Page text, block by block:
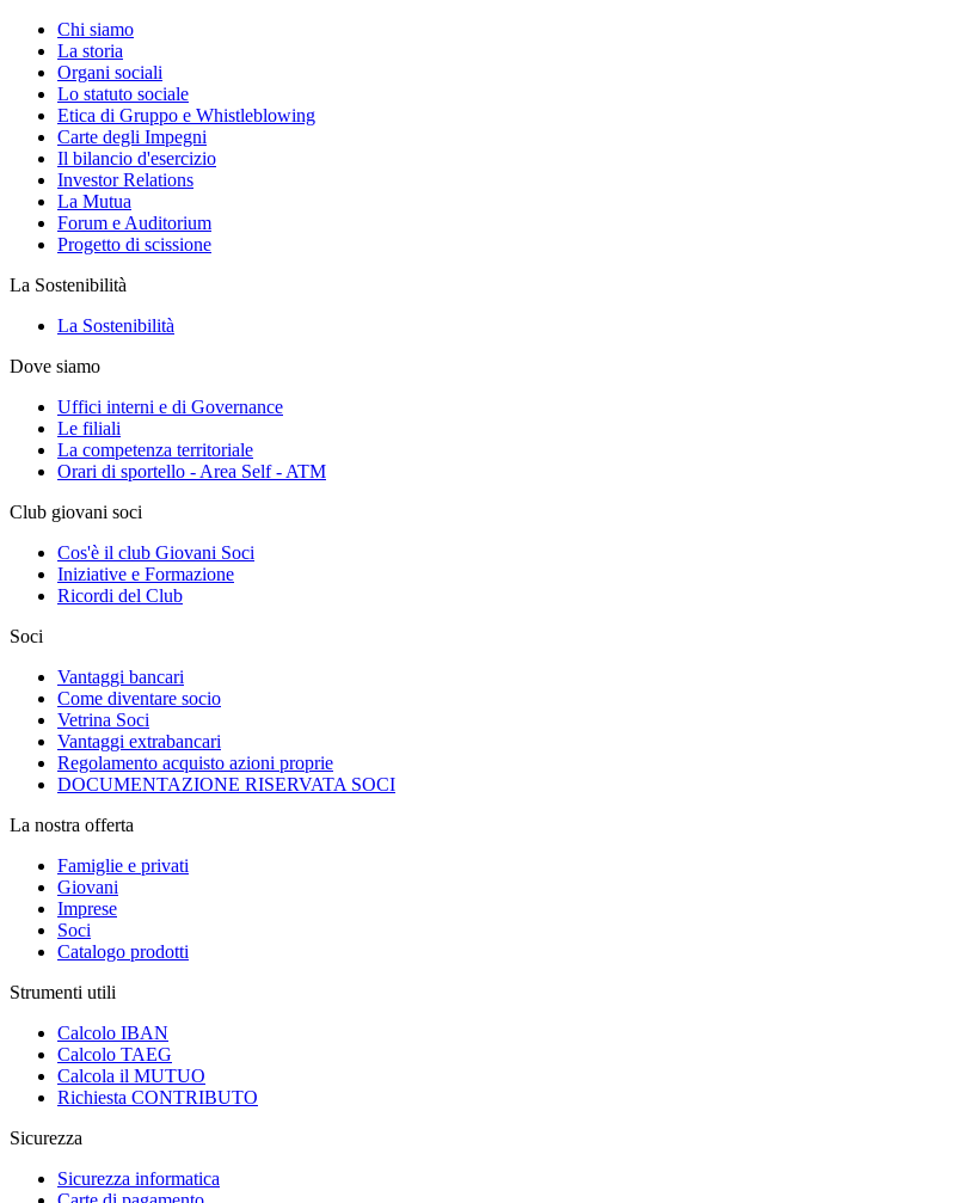
Chi siamo
La storia
Organi sociali
Lo statuto sociale
Etica di Gruppo e Whistleblowing
Carte degli Impegni
Il bilancio d'esercizio
Investor Relations
La Mutua
Forum e Auditorium
Progetto di scissione
La Sostenibilità
La Sostenibilità
Dove siamo
Uffici interni e di Governance
Le filiali
La competenza territoriale
Orari di sportello - Area Self - ATM
Club giovani soci
Cos'è il club Giovani Soci
Iniziative e Formazione
Ricordi del Club
Soci
Vantaggi bancari
Come diventare socio
Vetrina Soci
Vantaggi extrabancari
Regolamento acquisto azioni proprie
DOCUMENTAZIONE RISERVATA SOCI
La nostra offerta
Famiglie e privati
Giovani
Imprese
Soci
Catalogo prodotti
Strumenti utili
Calcolo IBAN
Calcolo TAEG
Calcola il MUTUO
Richiesta CONTRIBUTO
Sicurezza
Sicurezza informatica